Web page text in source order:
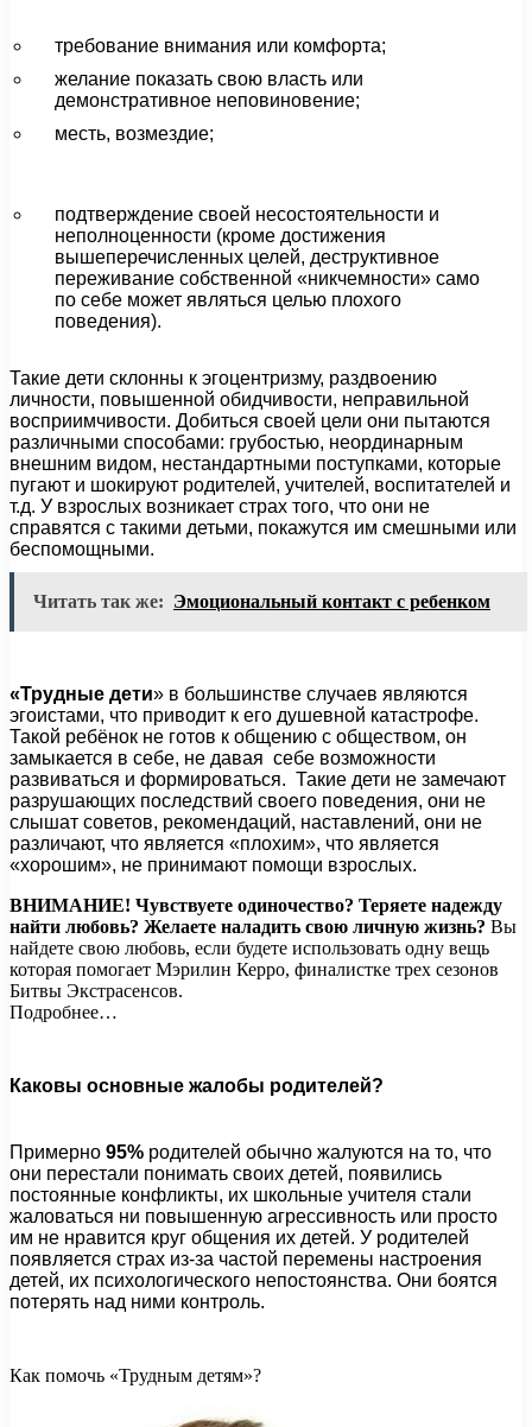
требование внимания или комфорта;
желание показать свою власть или
демонстративное неповиновение;
месть, возмездие;
подтверждение своей несостоятельности и
неполноценности (кроме достижения
вышеперечисленных целей, деструктивное
переживание собственной «никчемности» само
по себе может являться целью плохого
поведения).
Такие дети склонны к эгоцентризму, раздвоению
личности, повышенной обидчивости, неправильной
восприимчивости. Добиться своей цели они пытаются
различными способами: грубостью, неординарным
внешним видом, нестандартными поступками, которые
пугают и шокируют родителей, учителей, воспитателей и
т.д. У взрослых возникает страх того, что они не
справятся с такими детьми, покажутся им смешными или
беспомощными.
Читать так же: Эмоциональный контакт с ребенком
«Трудные дети» в большинстве случаев являются
эгоистами, что приводит к его душевной катастрофе.
Такой ребёнок не готов к общению с обществом, он
замыкается в себе, не давая себе возможности
развиваться и формироваться. Такие дети не замечают
разрушающих последствий своего поведения, они не
слышат советов, рекомендаций, наставлений, они не
различают, что является «плохим», что является
«хорошим», не принимают помощи взрослых.
ВНИМАНИЕ! Чувствуете одиночество? Теряете надежду
найти любовь? Желаете наладить свою личную жизнь? Вы
найдете свою любовь, если будете использовать одну вещь
которая помогает Мэрилин Керро, финалистке трех сезонов
Битвы Экстрасенсов.
Подробнее…
Каковы основные жалобы родителей?
Примерно 95% родителей обычно жалуются на то, что
они перестали понимать своих детей, появились
постоянные конфликты, их школьные учителя стали
жаловаться ни повышенную агрессивность или просто
им не нравится круг общения их детей. У родителей
появляется страх из-за частой перемены настроения
детей, их психологического непостоянства. Они боятся
потерять над ними контроль.
Как помочь «Трудным детям»?